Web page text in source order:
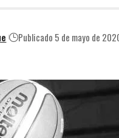
Publicado 5 de mayo de